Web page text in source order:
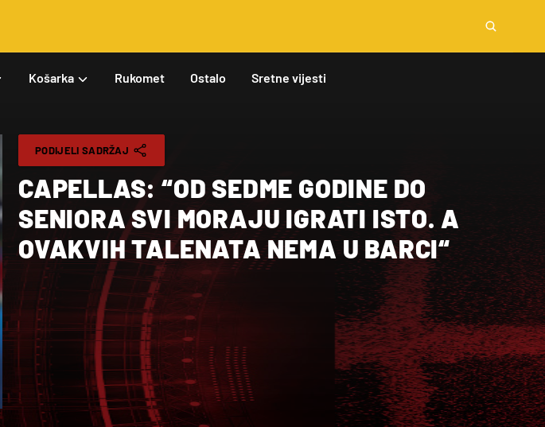
Košarka Rukomet Ostalo Sretne vijesti
PODIJELI SADRŽAJ
CAPELLAS: “OD SEDME GODINE DO
SENIORA SVI MORAJU IGRATI ISTO. A
OVAKVIH TALENATA NEMA U BARCI“